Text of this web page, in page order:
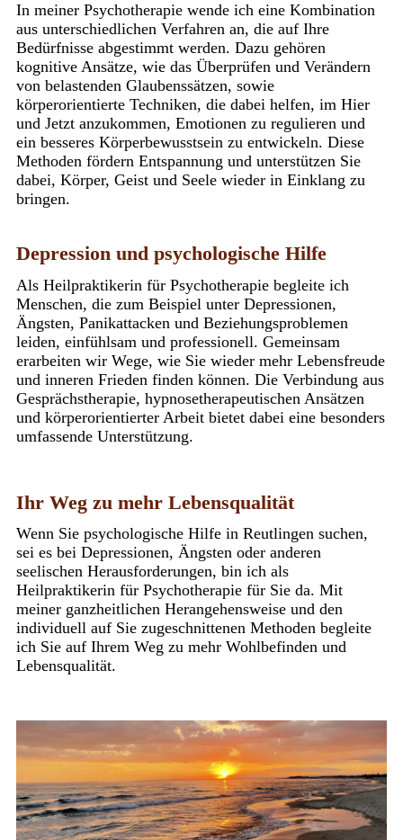
In meiner Psychotherapie wende ich eine Kombination
aus unterschiedlichen Verfahren an, die auf Ihre
Bedürfnisse abgestimmt werden. Dazu gehören
kognitive Ansätze, wie das Überprüfen und Verändern
von belastenden Glaubenssätzen, sowie
körperorientierte Techniken, die dabei helfen, im Hier
und Jetzt anzukommen, Emotionen zu regulieren und
ein besseres Körperbewusstsein zu entwickeln. Diese
Methoden fördern Entspannung und unterstützen Sie
dabei, Körper, Geist und Seele wieder in Einklang zu
bringen.
Depression und psychologische Hilfe
Als Heilpraktikerin für Psychotherapie begleite ich
Menschen, die zum Beispiel unter Depressionen,
Ängsten, Panikattacken und Beziehungsproblemen
leiden, einfühlsam und professionell. Gemeinsam
erarbeiten wir Wege, wie Sie wieder mehr Lebensfreude
und inneren Frieden finden können. Die Verbindung aus
Gesprächstherapie, hypnosetherapeutischen Ansätzen
und körperorientierter Arbeit bietet dabei eine besonders
umfassende Unterstützung.
Ihr Weg zu mehr Lebensqualität
Wenn Sie psychologische Hilfe in Reutlingen suchen,
sei es bei Depressionen, Ängsten oder anderen
seelischen Herausforderungen, bin ich als
Heilpraktikerin für Psychotherapie für Sie da. Mit
meiner ganzheitlichen Herangehensweise und den
individuell auf Sie zugeschnittenen Methoden begleite
ich Sie auf Ihrem Weg zu mehr Wohlbefinden und
Lebensqualität.